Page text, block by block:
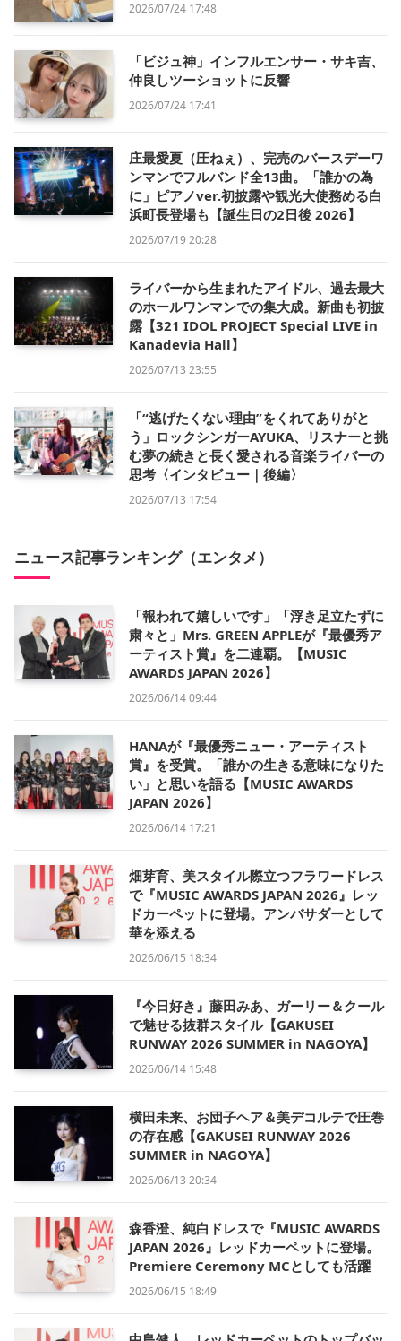
2026/07/24 17:48
「ビジュ神」インフルエンサー・サキ吉、
仲良しツーショットに反響
2026/07/24 17:41
庄最愛夏（圧ねぇ）、完売のバースデーワ
ンマンでフルバンド全13曲。「誰かの為
に」ピアノver.初披露や観光大使務める白
浜町長登場も【誕生日の2日後 2026】
2026/07/19 20:28
ライバーから生まれたアイドル、過去最大
のホールワンマンでの集大成。新曲も初披
露【321 IDOL PROJECT Special LIVE in
Kanadevia Hall】
2026/07/13 23:55
「“逃げたくない理由”をくれてありがと
う」ロックシンガーAYUKA、リスナーと挑
む夢の続きと長く愛される音楽ライバーの
思考〈インタビュー｜後編〉
2026/07/13 17:54
ニュース記事ランキング（エンタメ）
「報われて嬉しいです」「浮き足立たずに
粛々と」Mrs. GREEN APPLEが『最優秀ア
ーティスト賞』を二連覇。【MUSIC
AWARDS JAPAN 2026】
2026/06/14 09:44
HANAが『最優秀ニュー・アーティスト
賞』を受賞。「誰かの生きる意味になりた
い」と思いを語る【MUSIC AWARDS
JAPAN 2026】
2026/06/14 17:21
畑芽育、美スタイル際立つフラワードレス
で『MUSIC AWARDS JAPAN 2026』レッ
ドカーペットに登場。アンバサダーとして
華を添える
2026/06/15 18:34
『今日好き』藤田みあ、ガーリー＆クール
で魅せる抜群スタイル【GAKUSEI
RUNWAY 2026 SUMMER in NAGOYA】
2026/06/14 15:48
横田未来、お団子ヘア＆美デコルテで圧巻
の存在感【GAKUSEI RUNWAY 2026
SUMMER in NAGOYA】
2026/06/13 20:34
森香澄、純白ドレスで『MUSIC AWARDS
JAPAN 2026』レッドカーペットに登場。
Premiere Ceremony MCとしても活躍
2026/06/15 18:49